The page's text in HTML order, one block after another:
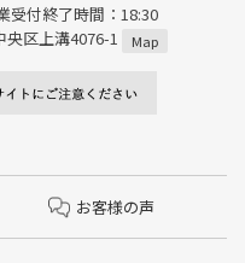
付終了時間：18:30
区上溝4076-1
Map
お客様の声